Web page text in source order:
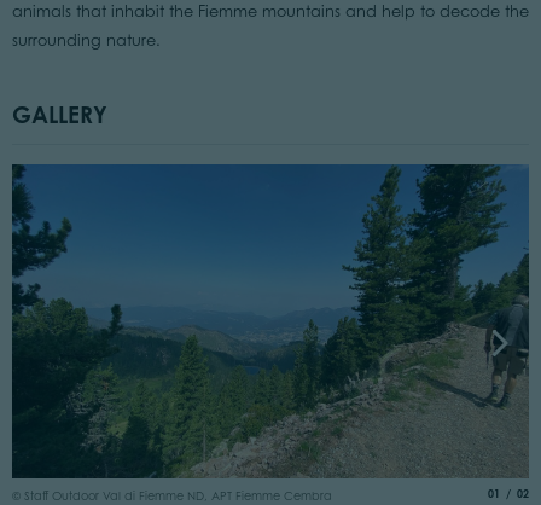
animals that inhabit the Fiemme mountains and help to decode the
surrounding nature.
GALLERY
© Staff Outdoor Val di Fiemme ND, APT Fiemme Cembra 01 of
02